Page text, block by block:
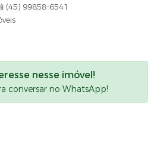
(45) 99858-6541
nesse imóvel!
conversar no WhatsApp!